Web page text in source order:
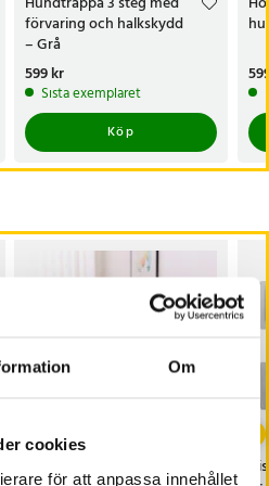
Om
cookies
för att anpassa innehållet
och 1 instruktion
förvaring och halkskydd
– Grå
Pris:599 kr
599 kr
Sista exemplaret
Köp
Justerbar ramp för